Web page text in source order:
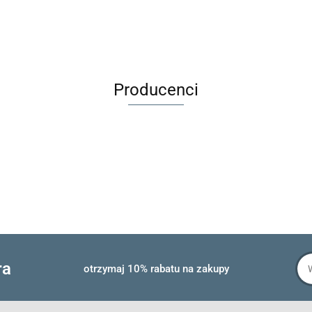
Producenci
otrzymaj 10% rabatu na zakupy